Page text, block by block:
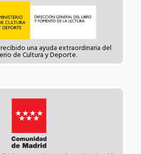
una ayuda extraordinaria del
de Cultura y Deporte.